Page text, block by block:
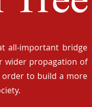
all-important bridge
wider propagation of
to build a more